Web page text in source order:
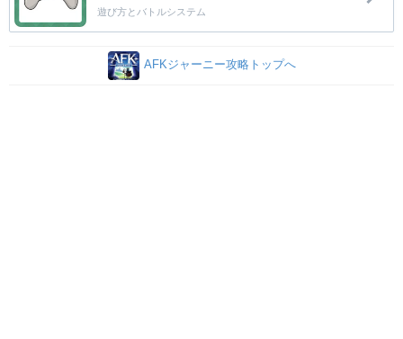
遊び方とバトルシステム
AFKジャーニー攻略トップへ